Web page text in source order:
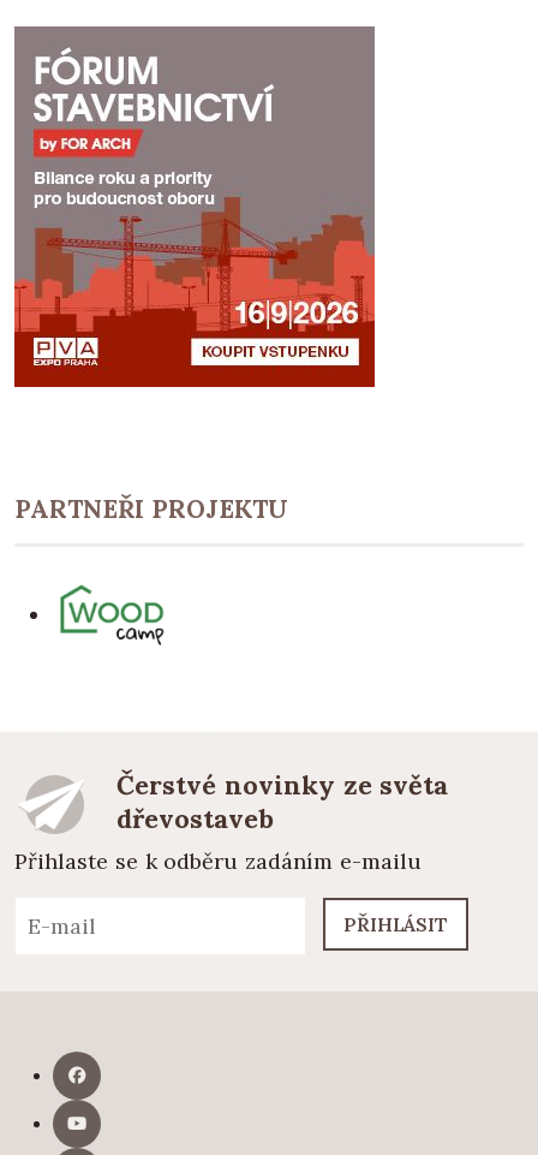
PARTNEŘI PROJEKTU
Čerstvé novinky ze světa
dřevostaveb
Přihlaste se k odběru zadáním e-mailu
PŘIHLÁSIT